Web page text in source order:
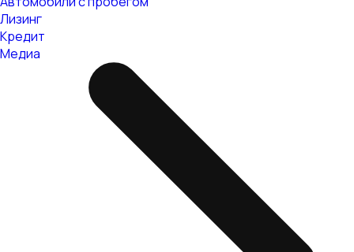
Лизинг
Кредит
Медиа